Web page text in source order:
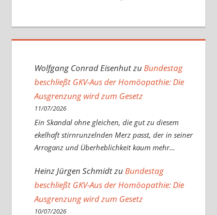
Wolfgang Conrad EisenhutzuBundestag
beschließt GKV-Aus der Homöopathie: Die
Ausgrenzung wird zum Gesetz
11/07/2026
Ein Skandal ohne gleichen, die gut zu diesem
ekelhaft stirnrunzelnden Merz passt, der in seiner
Arroganz und Überheblichkeit kaum mehr…
Heinz Jürgen SchmidtzuBundestag
beschließt GKV-Aus der Homöopathie: Die
Ausgrenzung wird zum Gesetz
10/07/2026